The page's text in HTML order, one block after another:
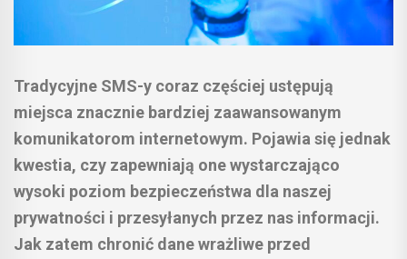
Tradycyjne SMS-y coraz częściej ustępują
miejsca znacznie bardziej zaawansowanym
komunikatorom internetowym. Pojawia się jednak
kwestia, czy zapewniają one wystarczająco
wysoki poziom bezpieczeństwa dla naszej
prywatności i przesyłanych przez nas informacji.
Jak zatem chronić dane wrażliwe przed